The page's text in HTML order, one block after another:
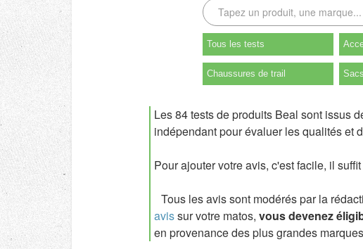
Tous les tests
Chaussures de trail
Les 84 tests de produits Beal sont issus
indépendant pour évaluer les qualités et
Pour ajouter votre avis, c'est facile, il
Tous les avis sont modérés par la
avissur votre matos, vous devenez
en provenance des plus grandes